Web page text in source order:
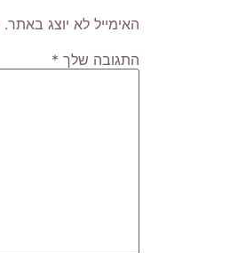
האימייל לא יוצג באתר.
התגובה שלך *